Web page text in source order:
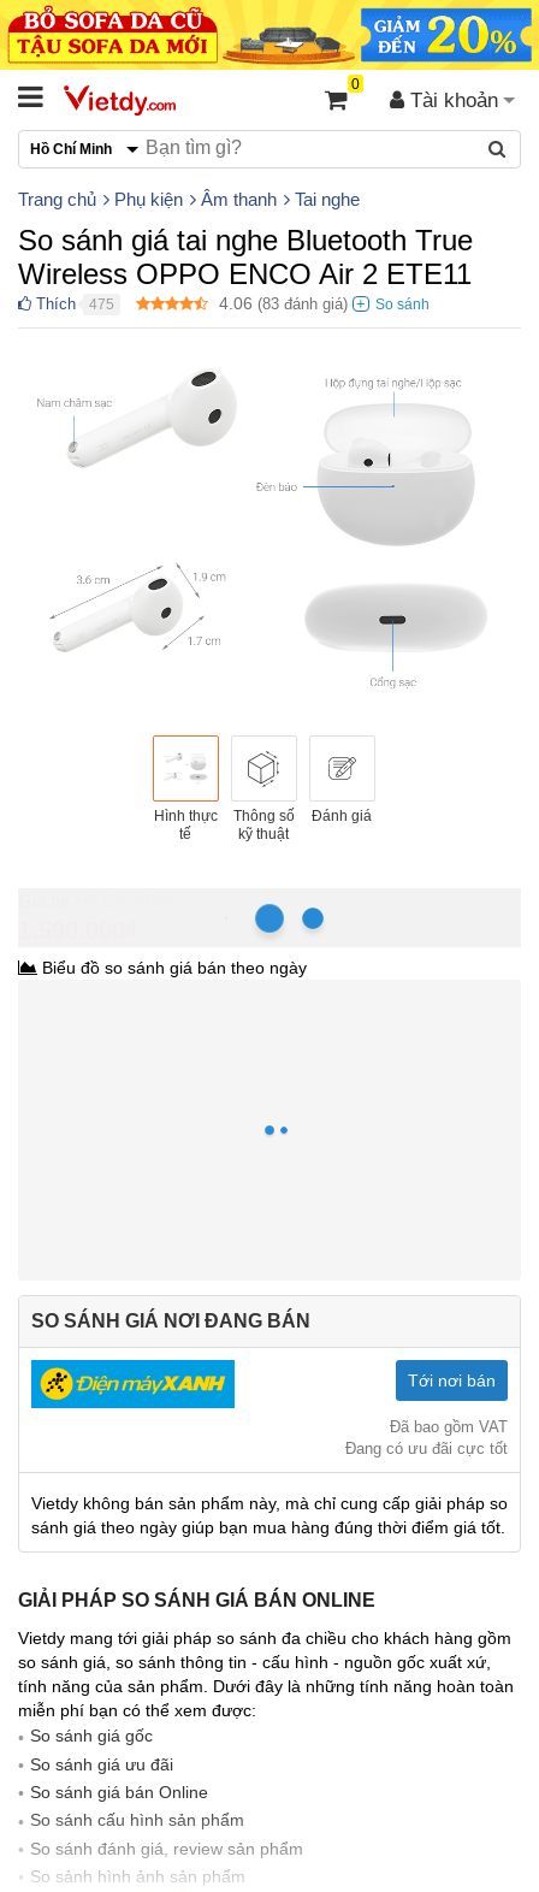
Tài khoản
0
Hồ Chí Minh
Trang chủ Phụ kiện Âm thanh Tai nghe
So sánh giá tai nghe Bluetooth True
Wireless OPPO ENCO Air 2 ETE11
Thích 475 4.06 (83 đánh giá)
Hình thực
tế
Thông số
kỹ thuật
Đánh giá
Biểu đồ so sánh giá bán theo ngày
SO SÁNH GIÁ NƠI ĐANG BÁN
Tới nơi bán
Đã bao gồm VAT
Đang có ưu đãi cực tốt
Vietdy không bán sản phẩm này, mà chỉ cung cấp giải pháp so
sánh giá theo ngày giúp bạn mua hàng đúng thời điểm giá tốt.
GIẢI PHÁP SO SÁNH GIÁ BÁN ONLINE
Vietdy mang tới giải pháp so sánh đa chiều cho khách hàng gồm
so sánh giá, so sánh thông tin - cấu hình - nguồn gốc xuất xứ,
tính năng của sản phẩm. Dưới đây là những tính năng hoàn toàn
miễn phí bạn có thể xem được:
So sánh giá gốc
So sánh giá ưu đãi
So sánh giá bán Online
So sánh cấu hình sản phẩm
So sánh đánh giá, review sản phẩm
So sảnh hình ảnh sản phẩm